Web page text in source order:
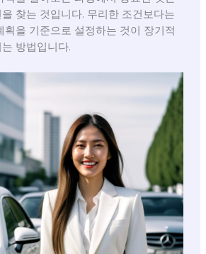
찾는 것입니다. 무리한 조건보다는
획을 기준으로 설정하는 것이 장기적
방법입니다.